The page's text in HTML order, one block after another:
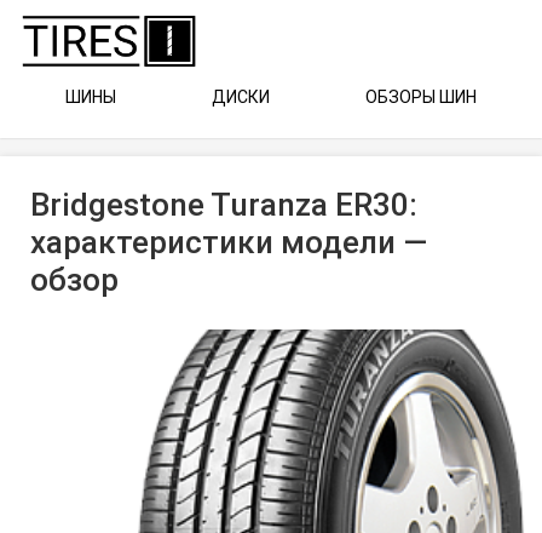
ШИНЫ ДИСКИ ОБЗОРЫ ШИН
Bridgestone Turanza ER30:
характеристики модели —
обзор